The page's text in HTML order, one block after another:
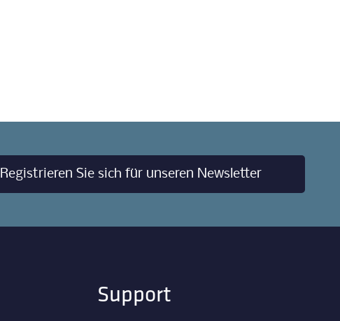
Registrieren Sie sich für unseren Newsletter
Support